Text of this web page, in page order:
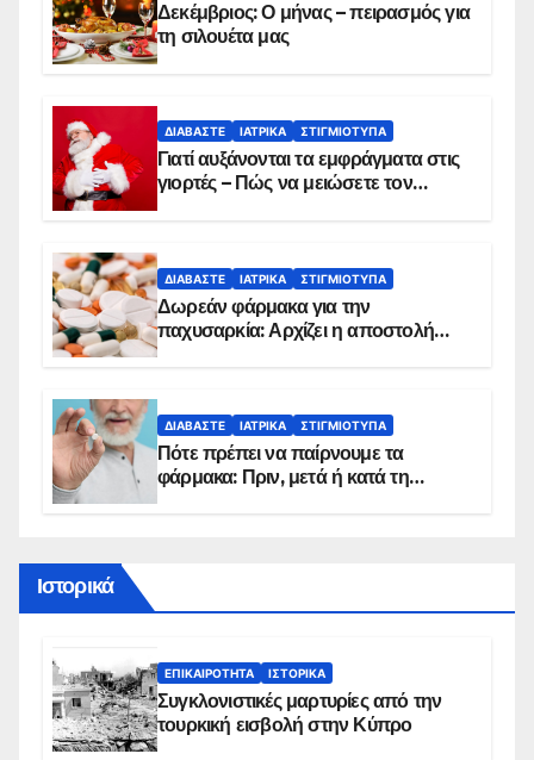
Δεκέμβριος: Ο μήνας – πειρασμός για
τη σιλουέτα μας
ΔΙΑΒΆΣΤΕ ΙΑΤΡΙΚΆ ΣΤΙΓΜΙΌΤΥΠΑ
Γιατί αυξάνονται τα εμφράγματα στις
γιορτές – Πώς να μειώσετε τον
ΔΙΑΒΆΣΤΕ ΙΑΤΡΙΚΆ ΣΤΙΓΜΙΌΤΥΠΑ
Δωρεάν φάρμακα για την
παχυσαρκία: Αρχίζει η αποστολή
ΔΙΑΒΆΣΤΕ ΙΑΤΡΙΚΆ ΣΤΙΓΜΙΌΤΥΠΑ
Πότε πρέπει να παίρνουμε τα
φάρμακα: Πριν, μετά ή κατά τη
Ιστορικά
ΕΠΙΚΑΙΡΌΤΗΤΑ ΙΣΤΟΡΙΚΆ
Συγκλονιστικές μαρτυρίες από την
τουρκική εισβολή στην Κύπρο